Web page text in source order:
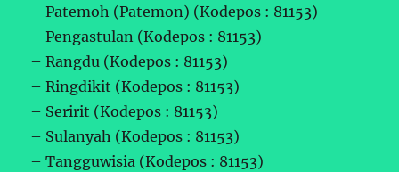
– Patemoh (Patemon) (Kodepos : 81153)
– Pengastulan (Kodepos : 81153)
– Rangdu (Kodepos : 81153)
– Ringdikit (Kodepos : 81153)
– Seririt (Kodepos : 81153)
– Sulanyah (Kodepos : 81153)
– Tangguwisia (Kodepos : 81153)